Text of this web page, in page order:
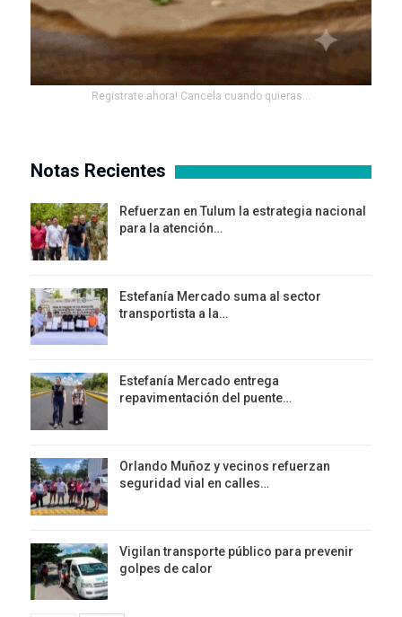
Registrate ahora! Cancela cuando quieras...
Notas Recientes
Refuerzan en Tulum la estrategia nacional
para la atención…
Estefanía Mercado suma al sector
transportista a la…
Estefanía Mercado entrega
repavimentación del puente…
Orlando Muñoz y vecinos refuerzan
seguridad vial en calles…
Vigilan transporte público para prevenir
golpes de calor